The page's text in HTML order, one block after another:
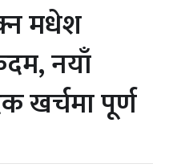
मधेश
नयाँ
खर्चमा पूर्ण